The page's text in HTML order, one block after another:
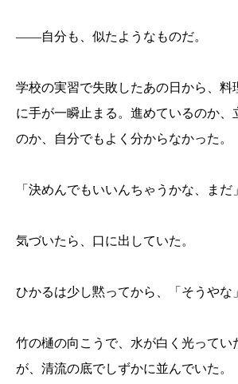
——自分も、似たようなものだ。
学校の実習で失敗したあの日から、料
に手が一瞬止まる。進めているのか、
のか、自分でもよく分からなかった。
「決めんでもいいんちゃうかな、まだ」
気づいたら、口に出していた。
ひかるは少し黙ってから、「そうやな
竹の樋の向こうで、水が白く光ってい
が、清流の底でしずかに並んでいた。